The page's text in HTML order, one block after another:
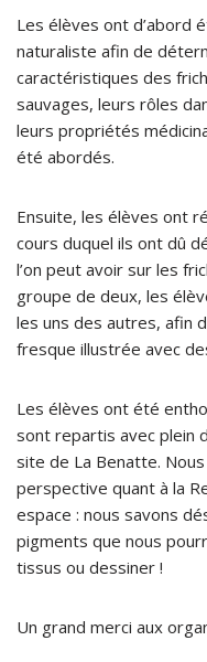
Les élèves ont d’abord
naturaliste afin de
caractéristiques des
sauvages, leurs rôles
leurs propriétés
été abordés.
Ensuite, les élèves ont
cours duquel ils ont dû
l’on peut avoir sur les
groupe de deux, les
les uns des autres, afin
fresque illustrée avec
Les élèves ont été
sont repartis avec plein
site de La Benatte.
perspective quant à la
espace : nous savons
pigments que nous
tissus ou dessiner !
Un grand merci aux